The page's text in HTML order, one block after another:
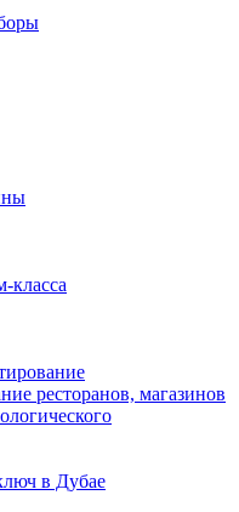
класса
ресторанов, магазинов
в Дубае